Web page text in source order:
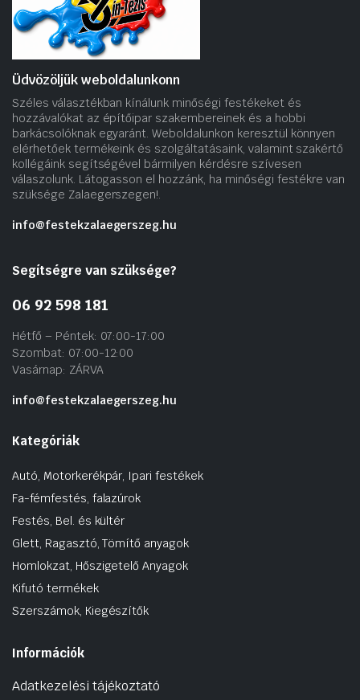
Üdvözöljük weboldalunkonn
Széles választékban kínálunk minőségi festékeket és
hozzávalókat az építőipar szakembereinek és a hobbi
barkácsolóknak egyaránt. Weboldalunkon keresztül könnyen
elérhetőek termékeink és szolgáltatásaink, valamint szakértő
kollégáink segítségével bármilyen kérdésre szívesen
válaszolunk. Látogasson el hozzánk, ha minőségi festékre van
szüksége Zalaegerszegen!.
info@festekzalaegerszeg.hu
Segítségre van szüksége?
06 92 598 181
Hétfő – Péntek: 07:00-17:00
Szombat: 07:00-12:00
Vasárnap: ZÁRVA
info@festekzalaegerszeg.hu
Kategóriák
Autó, Motorkerékpár, Ipari festékek
Fa-fémfestés, falazúrok
Festés, Bel. és kültér
Glett, Ragasztó, Tömítő anyagok
Homlokzat, Hőszigetelő Anyagok
Kifutó termékek
Szerszámok, Kiegészítők
Információk
Adatkezelési tájékoztató